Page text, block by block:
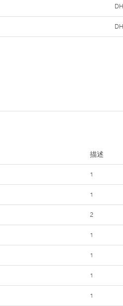
描述
1
1
2
1
1
1
1